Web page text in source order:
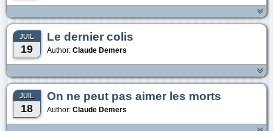
JUIL
19
Le dernier colis
Author: Claude Demers
JUIL
18
On ne peut pas aimer les morts
Author: Claude Demers